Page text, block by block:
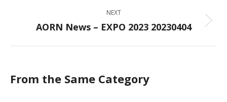
NEXT
Next
AORN News – EXPO 2023 20230404
From the Same Category